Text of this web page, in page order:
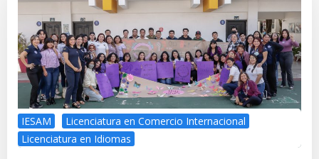
IESAM
Licenciatura en Comercio Internacional
Licenciatura en Idiomas